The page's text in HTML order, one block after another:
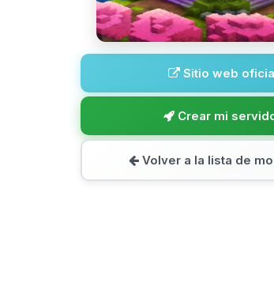
Sitio web
Crear mi
Volver a la lista de